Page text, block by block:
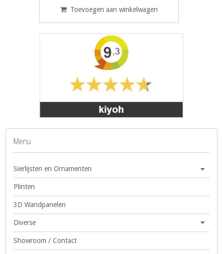
Toevoegen aan winkelwagen
Menu
Sierlijsten en Ornamenten
Plinten
3D Wandpanelen
Diverse
Showroom / Contact